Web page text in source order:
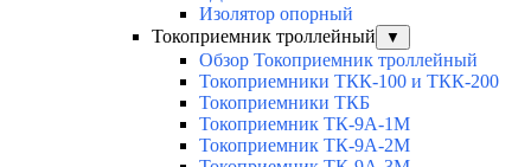
Изолятор опорный
Токоприемник троллейный
▼
Обзор Токоприемник троллейный
Токоприемники ТКК-100 и ТКК-200
Токоприемники ТКБ
Токоприемник ТК-9А-1М
Токоприемник ТК-9А-2М